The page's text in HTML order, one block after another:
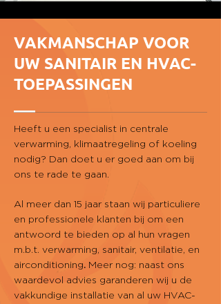
VAKMANSCHAP VOOR
UW SANITAIR EN HVAC-
TOEPASSINGEN
Heeft u een specialist in centrale
verwarming, klimaatregeling of koeling
nodig? Dan doet u er goed aan om bij
ons te rade te gaan.
Al meer dan 15 jaar staan wij particuliere
en professionele klanten bij om een
antwoord te bieden op al hun vragen
m.b.t. verwarming, sanitair, ventilatie, en
airconditioning. Meer nog: naast ons
waardevol advies garanderen wij u de
vakkundige installatie van al uw HVAC-